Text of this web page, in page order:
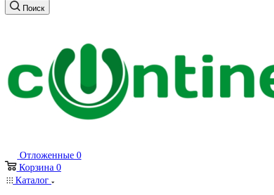
Поиск
Отложенные 0
Корзина 0
Каталог